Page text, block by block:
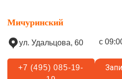
Мичуринский
ул. Удальцова, 60 с
+7 (495) 085-19-